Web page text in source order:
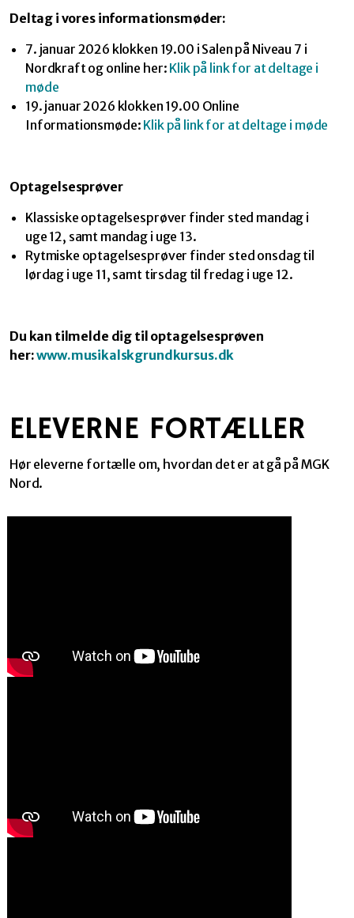
Deltag i vores informationsmøder:
7. januar 2026 klokken 19.00 i Salen på Niveau 7 i
Nordkraft og online her: Klik på link for at deltage i
møde
19. januar 2026 klokken 19.00 Online
Informationsmøde: Klik på link for at deltage i møde
Optagelsesprøver
Klassiske optagelsesprøver finder sted mandag i
uge 12, samt mandag i uge 13.
Rytmiske optagelsesprøver finder sted onsdag til
lørdag i uge 11, samt tirsdag til fredag i uge 12.
Du kan tilmelde dig til optagelsesprøven
her:www.musikalskgrundkursus.dk
ELEVERNE FORTÆLLER
Hør eleverne fortælle om, hvordan det er at gå på MGK
Nord.